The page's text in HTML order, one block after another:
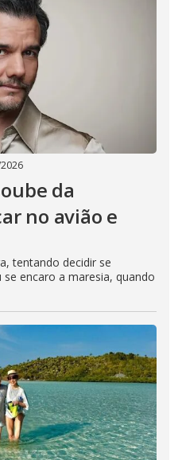
da
no avião e
tentando decidir se
encaro a maresia, quando